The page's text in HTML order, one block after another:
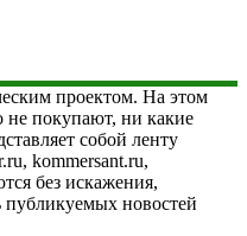
проектом. На этом
не покупают, ни какие
собой ленту
kommersant.ru,
без искажения,
публикуемых новостей